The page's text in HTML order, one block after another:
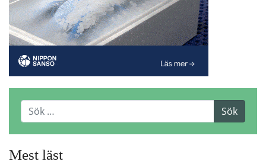
Mest läst